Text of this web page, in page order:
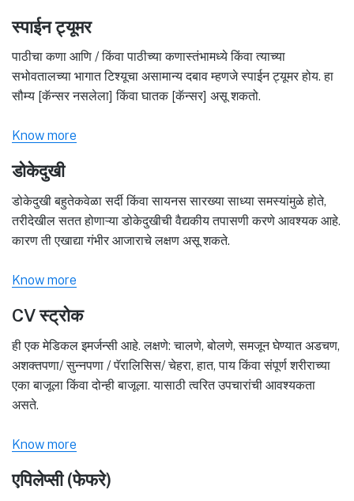
स्पाईन ट्यूमर
पाठीचा कणा आणि / किंवा पाठीच्या कणास्तंभामध्ये किंवा त्याच्या
सभोवतालच्या भागात टिश्यूचा असामान्य दबाव म्हणजे स्पाईन ट्यूमर होय. हा
सौम्य [कॅन्सर नसलेला] किंवा घातक [कॅन्सर] असू शकतो.
Know more
डोकेदुखी
डोकेदुखी बहुतेकवेळा सर्दी किंवा सायनस सारख्या साध्या समस्यांमुळे होते,
तरीदेखील सतत होणाऱ्या डोकेदुखीची वैद्यकीय तपासणी करणे आवश्यक आहे.
कारण ती एखाद्या गंभीर आजाराचे लक्षण असू शकते.
Know more
CV स्ट्रोक
ही एक मेडिकल इमर्जन्सी आहे. लक्षणे: चालणे, बोलणे, समजून घेण्यात अडचण,
अशक्तपणा/ सुन्नपणा / पॅरालिसिस/ चेहरा, हात, पाय किंवा संपूर्ण शरीराच्या
एका बाजूला किंवा दोन्ही बाजूला. यासाठी त्वरित उपचारांची आवश्यकता
असते.
Know more
एपिलेप्सी (फेफरे)